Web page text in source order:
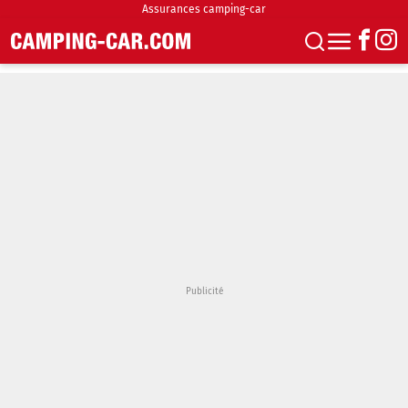
Assurances camping-car